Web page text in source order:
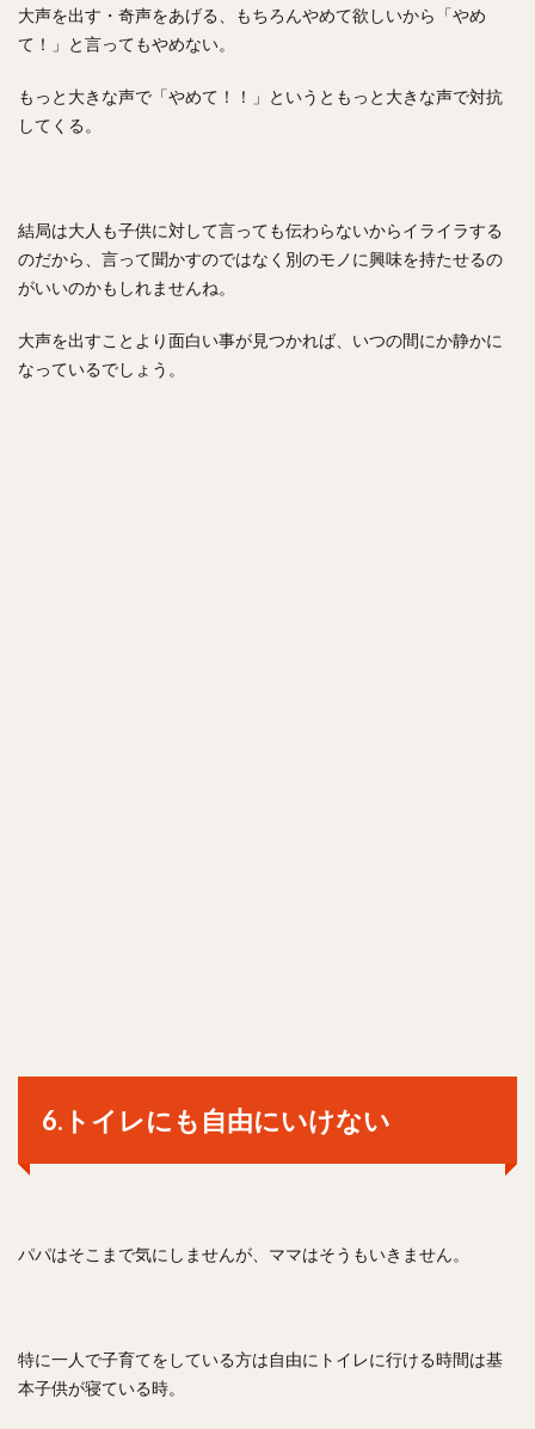
大声を出す・奇声をあげる、もちろんやめて欲しいから「やめ
て！」と言ってもやめない。
もっと大きな声で「やめて！！」というともっと大きな声で対抗
してくる。
結局は大人も子供に対して言っても伝わらないからイライラする
のだから、言って聞かすのではなく別のモノに興味を持たせるの
がいいのかもしれませんね。
大声を出すことより面白い事が見つかれば、いつの間にか静かに
なっているでしょう。
6.トイレにも自由にいけない
パパはそこまで気にしませんが、ママはそうもいきません。
特に一人で子育てをしている方は自由にトイレに行ける時間は基
本子供が寝ている時。